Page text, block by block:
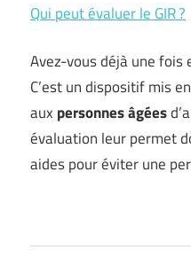
Qui peut évaluer le GIR ?
Avez-vous déjà une fois
C’est un dispositif mis
aux personnes âgées
évaluation leur permet
aides pour éviter une